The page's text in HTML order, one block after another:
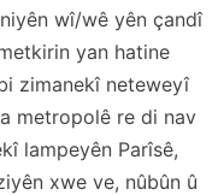
wî/wê yên çandî
yan hatine
zimanekî neteweyî
metropolê re di nav
lampeyên Parîsê,
xwe ve, nûbûn û